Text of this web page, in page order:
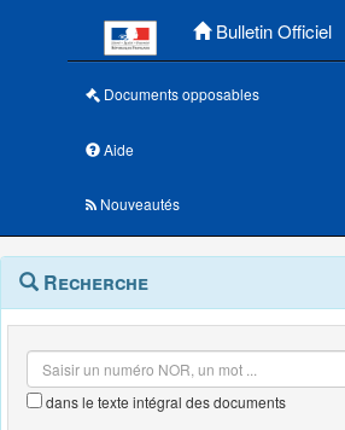
Bulletin Officiel
Documents opposables
Aide
Nouveautés
Navigation
outils
Menu
contextuel
Recherche
dans le texte intégral des documents